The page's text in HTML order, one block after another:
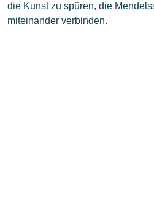
die Kunst zu spüren, die
miteinander verbinden.